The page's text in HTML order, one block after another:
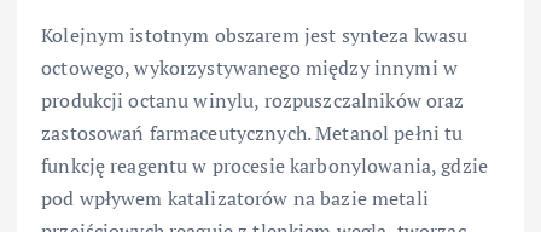
Kolejnym istotnym obszarem jest synteza kwasu
octowego, wykorzystywanego między innymi w
produkcji octanu winylu, rozpuszczalników oraz
zastosowań farmaceutycznych. Metanol pełni tu
funkcję reagentu w procesie karbonylowania, gdzie
pod wpływem katalizatorów na bazie metali